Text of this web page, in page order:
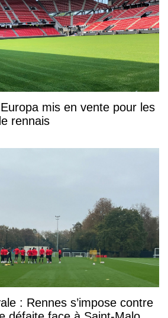
mis en vente pour les
rennais
: Rennes s’impose contre